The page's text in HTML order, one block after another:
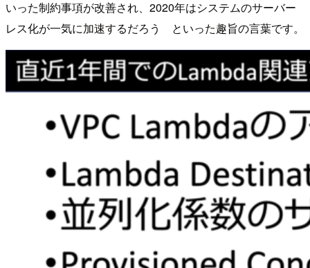
いった制約事項が改善され、2020年はシステムのサーバー
レス化が一気に加速するだろう といった趣旨の言葉です。